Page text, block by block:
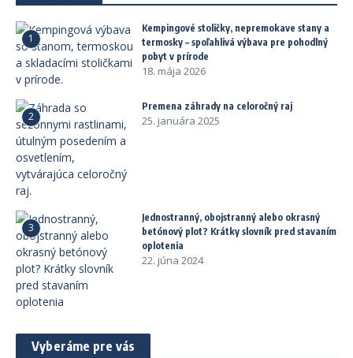
1
Kempingové stoličky, nepremokave stany a
termosky – spoľahlivá výbava pre pohodlný
pobyt v prírode
18. mája 2026
2
Premena záhrady na celoročný raj
25. januára 2025
3
Jednostranný, obojstranný alebo okrasný
betónový plot? Krátky slovník pred stavaním
oplotenia
22. júna 2024
Vyberáme pre vás